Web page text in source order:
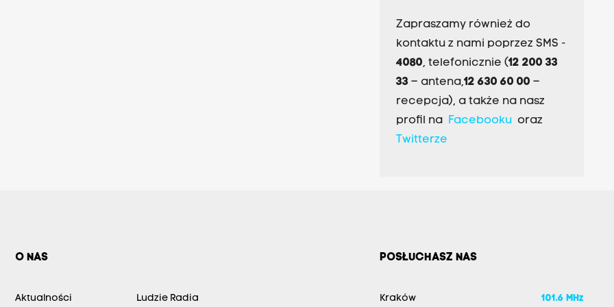
Zapraszamy również do
kontaktu z nami poprzez SMS -
4080, telefonicznie (12 200 33
33– antena,12 630 60 00 –
recepcja), a także na nasz
profil na Facebookuoraz
Twitterze
O NAS
Aktualności Ludzie Radia
POSŁUCHASZ NAS
Kraków 101.6 MHz